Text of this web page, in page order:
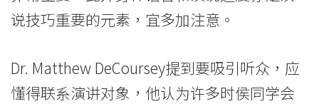
香
港
浸
说技巧重要的元素，宜多加注意。
Dr. Matthew DeCoursey提到要吸引听众，应
懂得联系演讲对象，他认为许多时侯同学会